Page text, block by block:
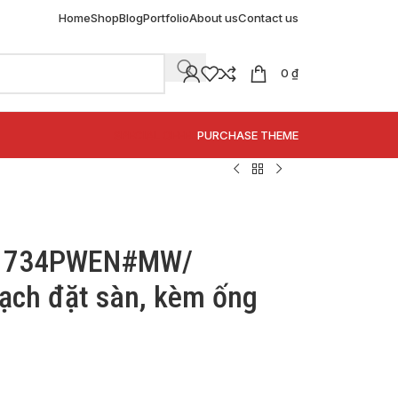
HomeShopBlogPortfolioAbout usContact us
0 ₫
PURCHASE THEME
đặt sàn, kèm ống